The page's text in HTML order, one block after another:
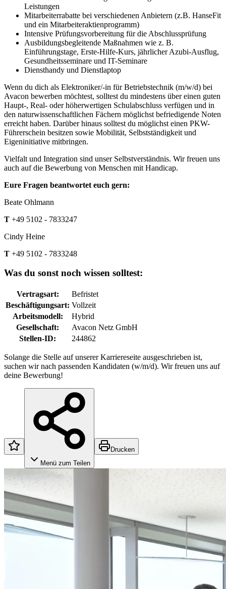
Leistungen
Mitarbeiterrabatte bei verschiedenen Anbietern (z.B. HanseFit
und ein Mitarbeiteraktienprogramm)
Intensive Prüfungsvorbereitung für die Abschlussprüfung
Ausbildungsbegleitende Maßnahmen wie z. B.
Einführungstage, Erste-Hilfe-Kurs, jährlicher Azubi-Ausflug,
Gesundheitsseminare und IT-Seminare
Diensthandy und Dienstlaptop
Wenn du dich als Elektroniker/-in für Betriebstechnik (m/w/d) bei
Avacon bewerben möchtest, solltest du mindestens über einen guten
Haupt-, Real- oder höherwertigen Schulabschluss verfügen und in
den naturwissenschaftlichen Fächern möglichst befriedigende Noten
erreicht haben. Darüber hinaus solltest du möglichst einen PKW-
Führerschein besitzen sowie Mobilität, Selbstständigkeit und
Eigeninitiative mitbringen.
Vielfalt und Integration sind unser Selbstverständnis. Wir freuen uns
auch auf die Bewerbung von Menschen mit Handicap.
Eure Fragen beantwortet euch gern:
Beate Ohlmann
T +49 5102 - 7833247
Cindy Heine
T +49 5102 - 7833248
Was du sonst noch wissen solltest:
Vertragsart:
Befristet
Beschäftigungsart: Vollzeit
Arbeitsmodell:
Hybrid
Gesellschaft:
Avacon Netz GmbH
Stellen-ID: 244862
Solange die Stelle auf unserer Karriereseite ausgeschrieben ist,
suchen wir nach passenden Kandidaten (w/m/d). Wir freuen uns auf
deine Bewerbung!
Menü zum Teilen
Drucken